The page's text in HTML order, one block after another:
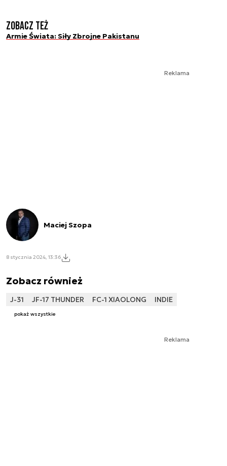
Zobacz też
Armie Świata: Siły Zbrojne Pakistanu
Reklama
Maciej Szopa
8 stycznia 2024, 13:36
Zobacz również
J-31 JF-17 THUNDER FC-1 XIAOLONG INDIE
pokaż wszystkie
Reklama